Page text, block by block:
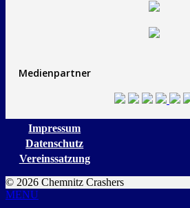
Medienpartner
Impressum
Datenschutz
Vereinssatzung
© 2026 Chemnitz Crashers
MENU